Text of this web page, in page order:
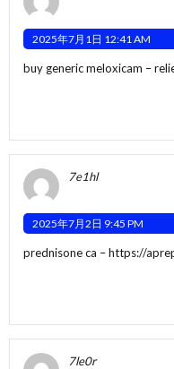
2025年7月1日 12:41 AM
buy generic meloxicam –
7e1hl
2025年7月2日 9:45 PM
prednisone ca –https://
7le0r